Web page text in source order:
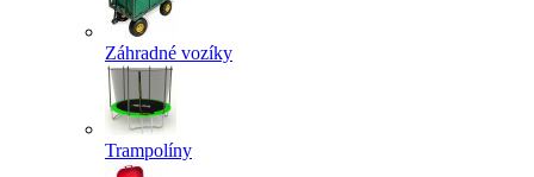
Záhradné vozíky
Trampolíny